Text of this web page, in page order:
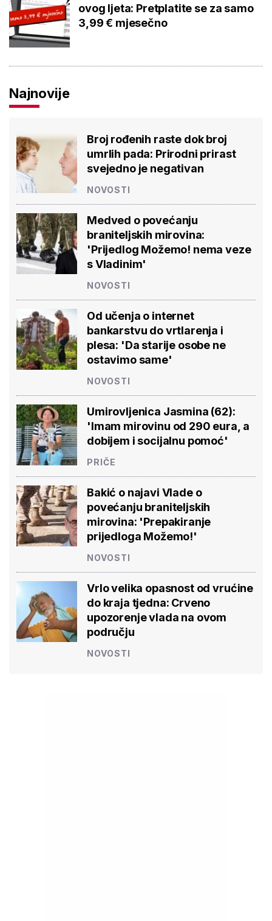
ovog ljeta: Pretplatite se za samo
3,99 € mjesečno
Najnovije
Broj rođenih raste dok broj
umrlih pada: Prirodni prirast
svejedno je negativan
NOVOSTI
Medved o povećanju
braniteljskih mirovina:
'Prijedlog Možemo! nema veze
s Vladinim'
NOVOSTI
Od učenja o internet
bankarstvu do vrtlarenja i
plesa: 'Da starije osobe ne
ostavimo same'
NOVOSTI
Umirovljenica Jasmina (62):
'Imam mirovinu od 290 eura, a
dobijem i socijalnu pomoć'
PRIČE
Bakić o najavi Vlade o
povećanju braniteljskih
mirovina: 'Prepakiranje
prijedloga Možemo!'
NOVOSTI
Vrlo velika opasnost od vrućine
do kraja tjedna: Crveno
upozorenje vlada na ovom
području
NOVOSTI